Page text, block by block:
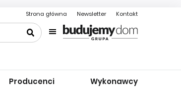
Strona główna Newsletter Kontakt
Producenci Wykonawcy